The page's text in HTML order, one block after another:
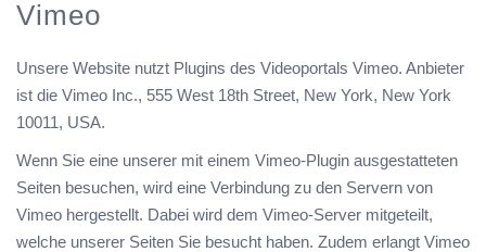
Vimeo
Unsere Website nutzt Plugins des Videoportals Vimeo. Anbieter
ist die Vimeo Inc., 555 West 18th Street, New York, New York
10011, USA.
Wenn Sie eine unserer mit einem Vimeo-Plugin ausgestatteten
Seiten besuchen, wird eine Verbindung zu den Servern von
Vimeo hergestellt. Dabei wird dem Vimeo-Server mitgeteilt,
welche unserer Seiten Sie besucht haben. Zudem erlangt Vimeo